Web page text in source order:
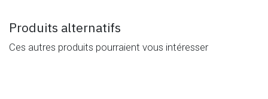
Produits alternatifs
Ces autres produits pourraient vous intéresser